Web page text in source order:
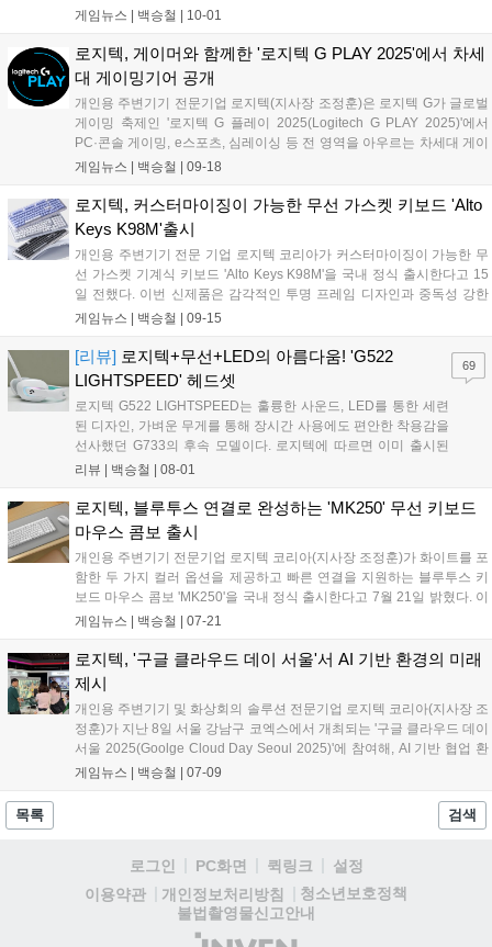
작인 이번 신제품은 로지텍 마우스 최초로 햅틱 피드백을 적용하고, 한
한 컨트롤과 정밀한 퍼포먼스를 제공한다. MX Master 4의 가장 큰 특징
은 바로 햅틱 반응이다. 진동을 사용자의 작업 스타일에 맞춰 설정할 수
있어, 손끝으로 느껴지는 제어감이 보다 정교해졌다. 이를 통해 직관적
이고 몰입감 있는 사용 경험을 제공하며, 영상 편집 및 디자인, 데이터 분
석과 같이 높은 정확도가 요구되는 전문 작업에서 뛰어난 성능을 발휘한
다. 특히 어도비 포토샵, 라이트룸 등 크리에이티브 툴에서는 특정 작업
단계마다 구현되는 햅틱 반응이 세밀한 제어를 돕고 효율적인 작업 진행
게임뉴스 | 백승철 | 10-01
로지텍, 게이머와 함께한 '로지텍 G PLAY 2025'에서 차세
대 게이밍기어 공개
개인용 주변기기 전문기업 로지텍(지사장 조정훈)은 로지텍 G가 글로벌
게이밍 축제인 '로지텍 G 플레이 2025(Logitech G PLAY 2025)'에서
PC·콘솔 게이밍, e스포츠, 심레이싱 등 전 영역을 아우르는 차세대 게이
밍 기어와 소프트웨어 업데이트를 대거 공개했다고 18일 밝혔다. 이번
전 세계에 동시 생중계됐다. 로지텍 G는 이번 행사를 통해 신제품 발표
와 신규 프로그램, 글로벌 파트너십 공개는 물론 e스포츠와 스트리밍 그
리고 심레이싱 등 다양한 분야에서 게이밍의 미래를 제시했다....
게임뉴스 | 백승철 | 09-18
로지텍, 커스터마이징이 가능한 무선 가스켓 키보드 'Alto
Keys K98M'출시
개인용 주변기기 전문 기업 로지텍 코리아가 커스터마이징이 가능한 무
선 가스켓 기계식 키보드 'Alto Keys K98M'을 국내 정식 출시한다고 15
일 전했다. 이번 신제품은 감각적인 투명 프레임 디자인과 중독성 강한
사운드, 타건감을 갖췄으며, 사용자의 취향에 맞춘 다양한 커스터마이징
과 스위치를 자유롭게 교체할 수 있는 핫스왑 구조를 적용한 프리미엄
기계식 키보드로, 오프화이트, 그래파이트, 라일락 3가지 컬러 옵션으로
선보인다. 투명한 프레임 바디는 세련된 분위기를 더하는 동시에 다양한
스위치 및 키캡과 조화를 이루고, 백라이트를 은은하게 반사해 한층 매
력적인 비주얼을 완성한다....
게임뉴스 | 백승철 | 09-15
[리뷰] 로지텍+무선+LED의 아름다움! 'G522
LIGHTSPEED' 헤드셋
로지텍 G522 LIGHTSPEED는 훌륭한 사운드, LED를 통한 세련
된 디자인, 가벼운 무게를 통해 장시간 사용에도 편안한 착용감을
선사했던 G733의 후속 모델이다. 로지텍에 따르면 이미 출시된
G502 X 마우스, G515 게이밍 키보드와 함께 G5 시리즈의 키마
는 강력한 오디오 성능을 갖추고 있는데, PRO-G 오디오 드라이
버를 통해서 왜곡 없는 선명한 사운드를 지원한다. 또한 탈착식
마이크를 통해 음성 채팅 간의 또렷한 의사소통을 경험할 수 있
다....
리뷰 | 백승철 | 08-01
69
로지텍, 블루투스 연결로 완성하는 'MK250' 무선 키보드
마우스 콤보 출시
개인용 주변기기 전문기업 로지텍 코리아(지사장 조정훈)가 화이트를 포
함한 두 가지 컬러 옵션을 제공하고 빠른 연결을 지원하는 블루투스 키
보드 마우스 콤보 'MK250'을 국내 정식 출시한다고 7월 21일 밝혔다. 이
번에 선보이는 MK250은 오프화이트와 그래파이트 총 두 가지 컬러 옵
선택할 수 있다. 특히, 별도의 수신기 없이 간편하고 빠른 블루투스 연결
을 지원하는 점이 강점이다. 키보드와 마우스 모두 전원을 켜는 즉시 자
동으로 기기를 검색하고 페어링 되며, 최대 10m 거리에서도 안정적인
무선 연결을 지원해 깔끔하고 유연한 작업 환경을 지원한다....
게임뉴스 | 백승철 | 07-21
로지텍, '구글 클라우드 데이 서울'서 AI 기반 환경의 미래
제시
개인용 주변기기 및 화상회의 솔루션 전문기업 로지텍 코리아(지사장 조
정훈)가 지난 8일 서울 강남구 코엑스에서 개최되는 '구글 클라우드 데이
서울 2025(Goolge Cloud Day Seoul 2025)'에 참여해, AI 기반 협업 환
경을 구현하는 스마트 워크플레이스 솔루션을 성공적으로 선보였다고
나이 플레이그라운드' 내 'Gemini for Google Workspace' 부스를 통해
AI 기반 오디오·비디오 기술을 65인치 터치스크린 디스플레이에 통합한
용 올인원 화상회의 솔루션 '랠리 바 미니(Rally Bar Mini)' 및 AI 기반 탁
상용 카메라 '로지텍 사이트(Logitech Sight)'를 전시하고, Google
Workspace와 연동한 AI 협업 시나리오 데모 시연을 진행해 관람객들의
큰 호응을 얻었다....
게임뉴스 | 백승철 | 07-09
목록 검색
로그인 PC화면 퀵링크
설정
이용약관
개인정보처리방침
청소년보호정책
불법촬영물신고안내
(주)